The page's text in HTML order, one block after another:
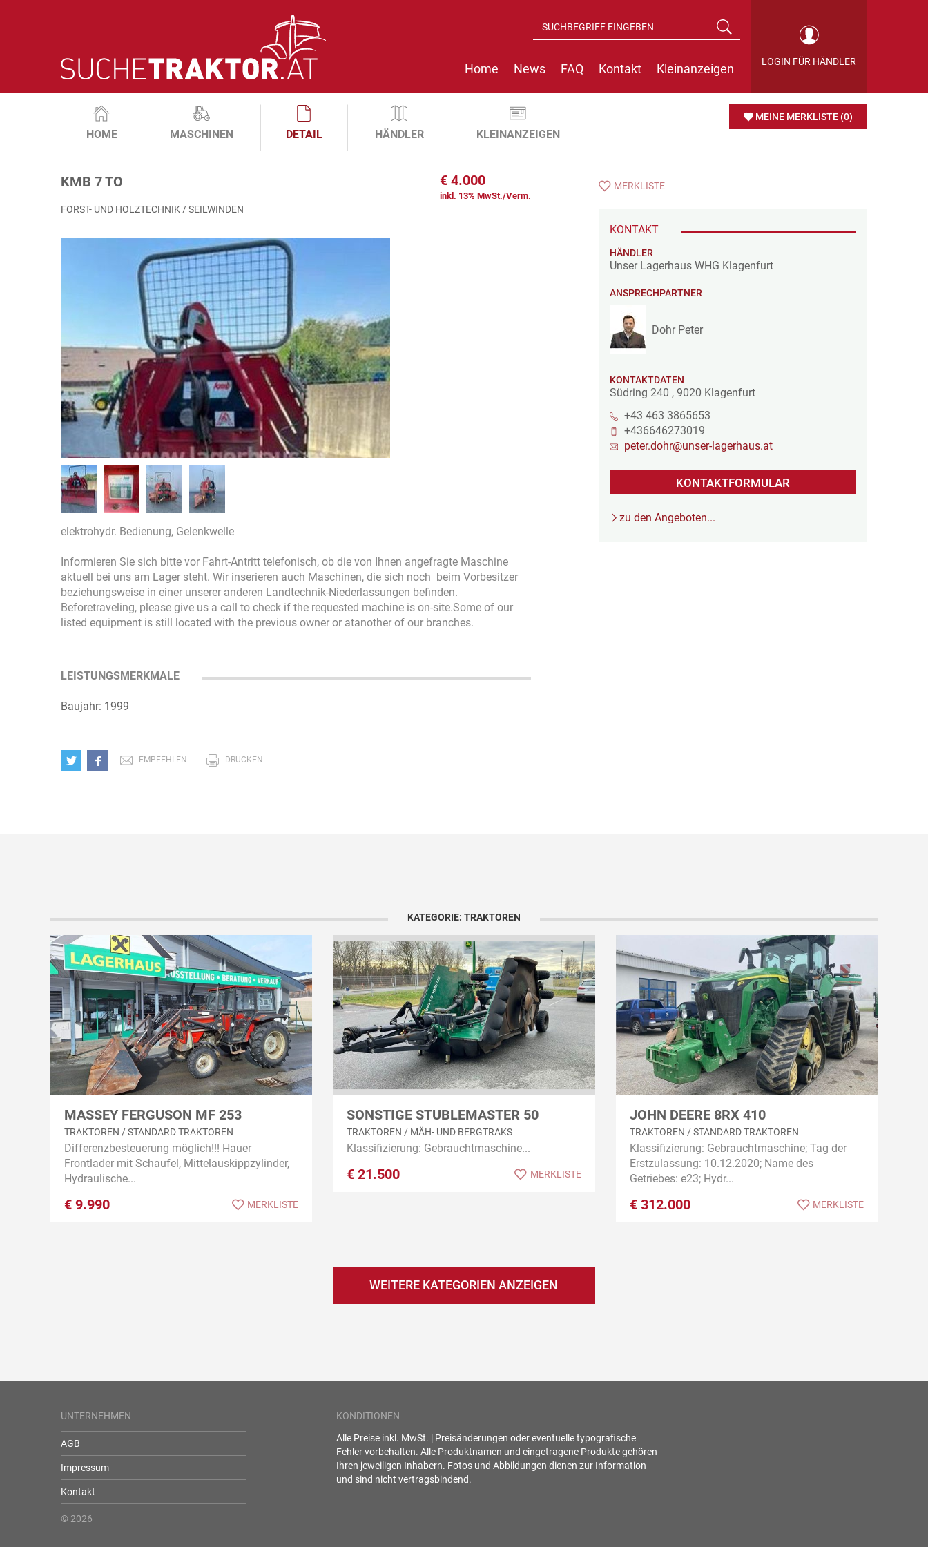
LOGIN FÜR HÄNDLER
Home News FAQ Kontakt Kleinanzeigen
MEINE MERKLISTE (0)
HOME MASCHINEN DETAIL HÄNDLER KLEINANZEIGEN
KMB 7 TO € 4.000
inkl. 13% MwSt./Verm.
FORST- UND HOLZTECHNIK / SEILWINDEN
elektrohydr. Bedienung, Gelenkwelle
Informieren Sie sich bitte vor Fahrt-Antritt telefonisch, ob die von Ihnen angefragte Maschine
aktuell bei uns am Lager steht. Wir inserieren auch Maschinen, die sich noch beim Vorbesitzer
beziehungsweise in einer unserer anderen Landtechnik-Niederlassungen befinden.
Beforetraveling, please give us a call to check if the requested machine is on-site.Some of our
listed equipment is still located with the previous owner or atanother of our branches.
LEISTUNGSMERKMALE
Baujahr: 1999
EMPFEHLEN DRUCKEN
MERKLISTE
KONTAKT
HÄNDLER
Unser Lagerhaus WHG Klagenfurt
ANSPRECHPARTNER
Dohr Peter
KONTAKTDATEN
Südring 240 , 9020 Klagenfurt
+43 463 3865653
+436646273019
peter.dohr@unser-lagerhaus.at
KONTAKTFORMULAR
zu den Angeboten...
KATEGORIE: TRAKTOREN
MASSEY FERGUSON MF 253
TRAKTOREN / STANDARD TRAKTOREN
Differenzbesteuerung möglich!!! Hauer
Frontlader mit Schaufel, Mittelauskippzylinder,
Hydraulische...
€ 9.990 MERKLISTE
SONSTIGE STUBLEMASTER 50
TRAKTOREN / MÄH- UND BERGTRAKS
Klassifizierung: Gebrauchtmaschine...
€ 21.500 MERKLISTE
JOHN DEERE 8RX 410
TRAKTOREN / STANDARD TRAKTOREN
Klassifizierung: Gebrauchtmaschine; Tag der
Erstzulassung: 10.12.2020; Name des
Getriebes: e23; Hydr...
€ 312.000 MERKLISTE
WEITERE KATEGORIEN ANZEIGEN
UNTERNEHMEN
AGB
Impressum
Kontakt
© 2026
KONDITIONEN
Alle Preise inkl. MwSt. | Preisänderungen oder eventuelle typografische
Fehler vorbehalten. Alle Produktnamen und eingetragene Produkte gehören
Ihren jeweiligen Inhabern. Fotos und Abbildungen dienen zur Information
und sind nicht vertragsbindend.